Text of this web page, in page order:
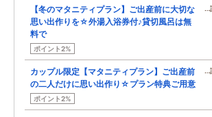
【冬のマタニティプラン】ご出産前に大切な
思い出作りを☆外湯入浴券付♪貸切風呂は無
料で
ポイント2%
…
カップル限定【マタニティプラン】ご出産前
の二人だけに思い出作り☆プラン特典ご用意
ポイント2%
…